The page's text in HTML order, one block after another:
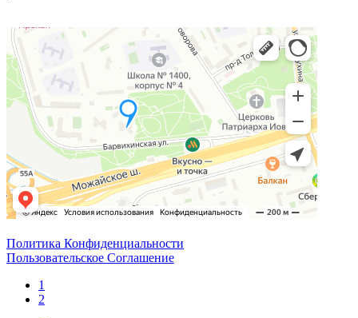
Политика Конфиденциальности
Пользовательское Соглашение
1
2